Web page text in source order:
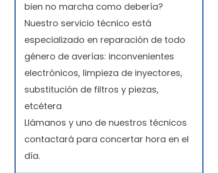
bien no marcha como debería?
Nuestro servicio técnico está
especializado en reparación de todo
género de averías: inconvenientes
electrónicos, limpieza de inyectores,
substitución de filtros y piezas,
etcétera
Llámanos y uno de nuestros técnicos
contactará para concertar hora en el
día.